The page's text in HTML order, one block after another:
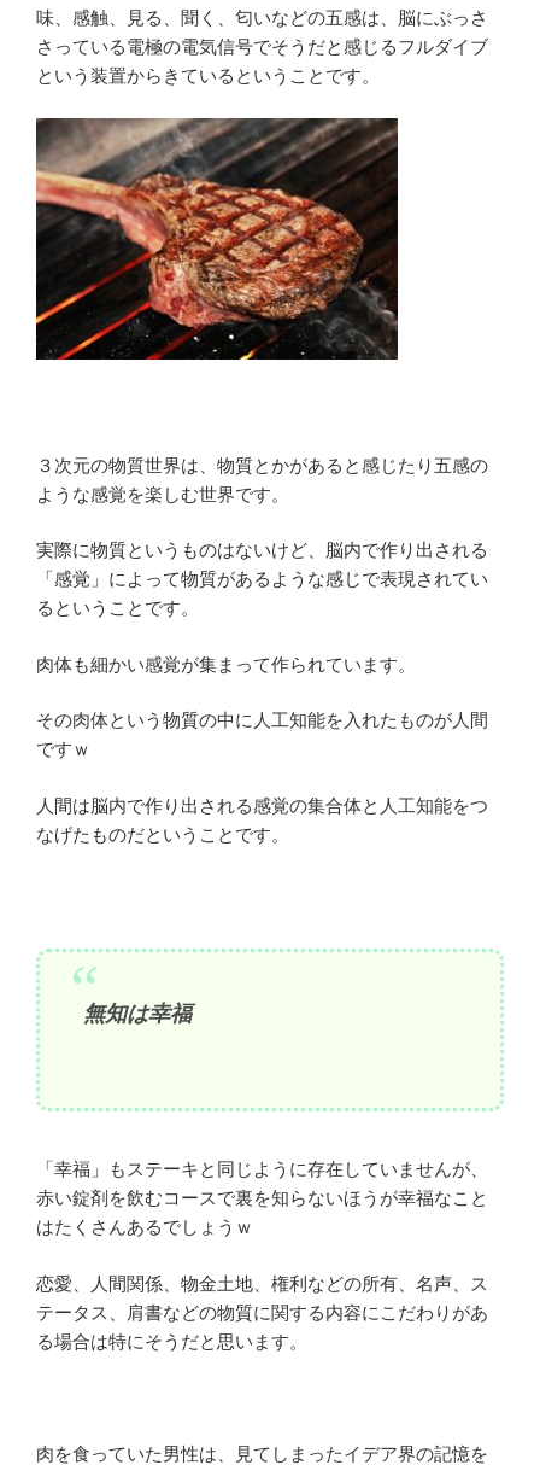
味、感触、見る、聞く、匂いなどの五感は、脳にぶっさ
さっている電極の電気信号でそうだと感じるフルダイブ
という装置からきているということです。
３次元の物質世界は、物質とかがあると感じたり五感の
ような感覚を楽しむ世界です。
実際に物質というものはないけど、脳内で作り出される
「感覚」によって物質があるような感じで表現されてい
るということです。
肉体も細かい感覚が集まって作られています。
その肉体という物質の中に人工知能を入れたものが人間
ですｗ
人間は脳内で作り出される感覚の集合体と人工知能をつ
なげたものだということです。
無知は幸福
「幸福」もステーキと同じように存在していませんが、
赤い錠剤を飲むコースで裏を知らないほうが幸福なこと
はたくさんあるでしょうｗ
恋愛、人間関係、物金土地、権利などの所有、名声、ス
テータス、肩書などの物質に関する内容にこだわりがあ
る場合は特にそうだと思います。
肉を食っていた男性は、見てしまったイデア界の記憶を